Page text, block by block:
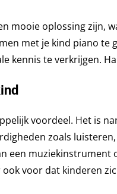
mooie oplossing zijn,
met je kind piano te
kennis te verkrijgen.
voordeel. Het is
zoals
een
voor dat kinderen